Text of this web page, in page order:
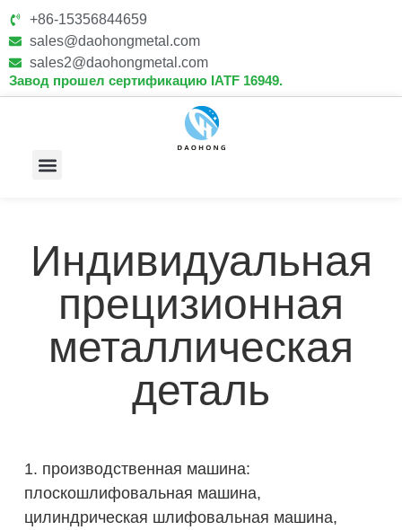
+86-15356844659
sales@daohongmetal.com
sales2@daohongmetal.com
Завод прошел сертификацию IATF 16949.
Индивидуальная
прецизионная
металлическая
деталь
1. производственная машина:
плоскошлифовальная машина,
цилиндрическая шлифовальная машина,